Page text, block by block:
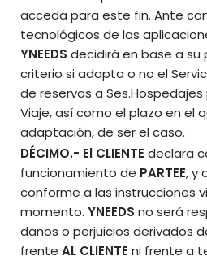
acceda para este fin. Ante
tecnológicos de las
YNEEDS decidirá en base a su
criterio si adapta o no el
de reservas a
Viaje, así como el plazo en el
adaptación, de ser el caso.
DÉCIMO.- El CLIENTE declara
funcionamiento de PARTEE, y
conforme a las instrucciones
momento. YNEEDS no será
daños o perjuicios derivados
frente AL CLIENTE ni frente a